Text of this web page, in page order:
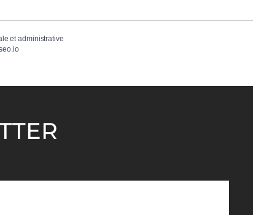
et administrative